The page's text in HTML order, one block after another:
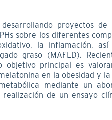
proyectos de
sobre los diferentes
la inflamación,
graso (MAFLD).
objetivo principal es
en la obesidad y
mediante un
de un ensayo